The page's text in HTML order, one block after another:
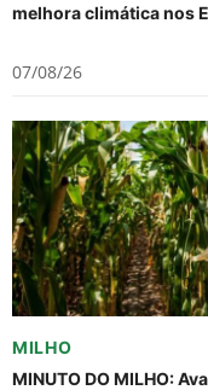
melhora climática nos
07/08/26
MILHO
MINUTO DO MILHO: